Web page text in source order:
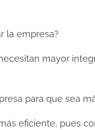
la empresa?
mayor
para que sea
eficiente, pues